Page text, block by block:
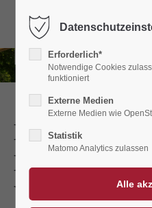
Eine Köstliche
Westfalia!
Erforderlich*
Notwendige Cookies
funktioniert
Externe Medien
Externe Medien wie
Statistik
Matomo Analytics zulassen